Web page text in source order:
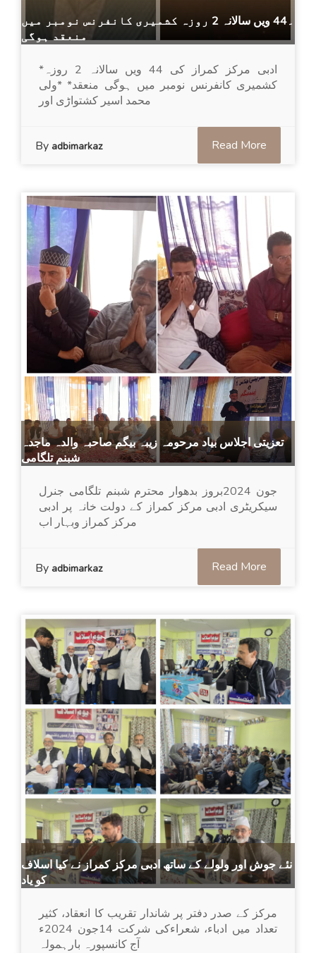
۔44 ویں سالانہ 2 روزہ کشمیری کانفرنس نومبر میں
منعقد ہوگی
*ادبی مرکز کمراز کی 44 ویں سالانہ 2 روزہ
کشمیری کانفرنس نومبر میں ہوگی منعقد* *ولی
محمد اسیر کشتواڑی اور
By adbimarkaz Read More
تعزیتی اجلاس بیاد مرحومہ زیبہ بیگم صاحبہ والدہ ماجدہ
شبنم تلگامی
جون 2024بروز بدھوار محترم شبنم تلگامی جنرل
سیکریٹری ادبی مرکز کمراز کے دولت خانہ پر ادبی
مرکز کمراز وبہار اب
By adbimarkaz Read More
نئے جوش اور ولولے کے ساتھ ادبی مرکز کمراز نے کیا اسلاف
کو یاد
مرکز کے صدر دفتر پر شاندار تقریب کا انعقاد، کثیر
تعداد میں ادباء، شعراءکی شرکت 14جون 2024ء
آج کانسپورہ بارہمولہ